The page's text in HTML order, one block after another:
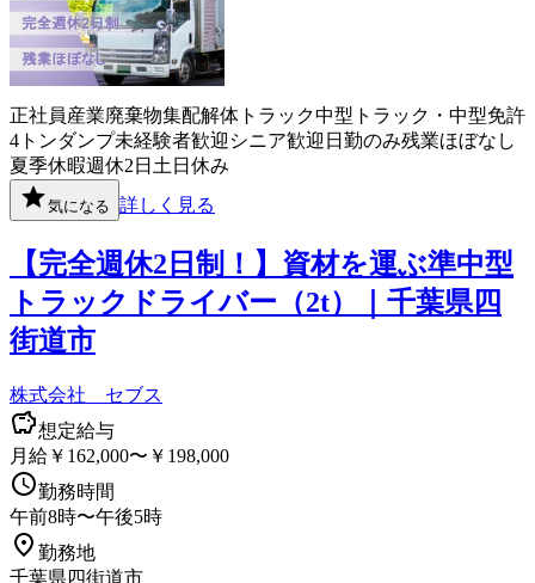
正社員産業廃棄物集配解体 トラック中型トラック・中型免許
4トンダンプ未経験者歓迎 シニア歓迎 日勤のみ残業ほぼなし
夏季休暇週休2日 土日休み
気になる 詳しく見る
【完全週休2日制！】資材を運ぶ準中型
トラックドライバー（2t）｜千葉県四
街道市
株式会社 セブス
想定給与
月給￥162,000〜￥198,000
勤務時間
午前8時〜午後5時
勤務地
千葉県四街道市